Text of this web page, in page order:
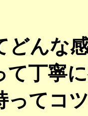
どんな
て丁寧
ってコ